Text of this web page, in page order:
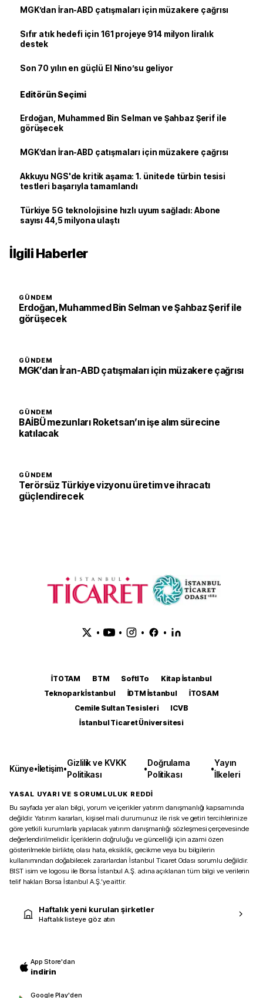
MGK’dan İran-ABD çatışmaları için müzakere çağrısı
Sıfır atık hedefi için 161 projeye 914 milyon liralık
destek
Son 70 yılın en güçlü El Nino’su geliyor
Editörün Seçimi
Erdoğan, Muhammed Bin Selman ve Şahbaz Şerif ile
görüşecek
MGK’dan İran-ABD çatışmaları için müzakere çağrısı
Akkuyu NGS'de kritik aşama: 1. ünitede türbin tesisi
testleri başarıyla tamamlandı
Türkiye 5G teknolojisine hızlı uyum sağladı: Abone
sayısı 44,5 milyona ulaştı
İlgili Haberler
GÜNDEM
Erdoğan, Muhammed Bin Selman ve Şahbaz Şerif ile
görüşecek
GÜNDEM
MGK’dan İran-ABD çatışmaları için müzakere çağrısı
GÜNDEM
BAİBÜ mezunları Roketsan’ın işe alım sürecine
katılacak
GÜNDEM
Terörsüz Türkiye vizyonu üretim ve ihracatı
güçlendirecek
• • • •
İTOTAM BTM SoftITo
Kitap İstanbul
Teknopark İstanbul
İDTM İstanbul
İTOSAM
Cemile Sultan Tesisleri
ICVB
İstanbul Ticaret Üniversitesi
Künye•İletişim•
Gizlilik ve KVKK
Politikası
•
Doğrulama
Politikası
•
Yayın
İlkeleri
YASAL UYARI VE SORUMLULUK REDDİ
Bu sayfada yer alan bilgi, yorum ve içerikler yatırım danışmanlığı kapsamında
değildir. Yatırım kararları, kişisel mali durumunuz ile risk ve getiri tercihlerinize
göre yetkili kurumlarla yapılacak yatırım danışmanlığı sözleşmesi çerçevesinde
değerlendirilmelidir. İçeriklerin doğruluğu ve güncelliği için azami özen
gösterilmekle birlikte, olası hata, eksiklik, gecikme veya bu bilgilerin
kullanımından doğabilecek zararlardan İstanbul Ticaret Odası sorumlu değildir.
BIST isim ve logosu ile Borsa İstanbul A.Ş. adına açıklanan tüm bilgi ve verilerin
telif hakları Borsa İstanbul A.Ş.’ye aittir.
Haftalık yeni kurulan şirketler
Haftalık listeye göz atın
App Store'dan
indirin
Google Play'den